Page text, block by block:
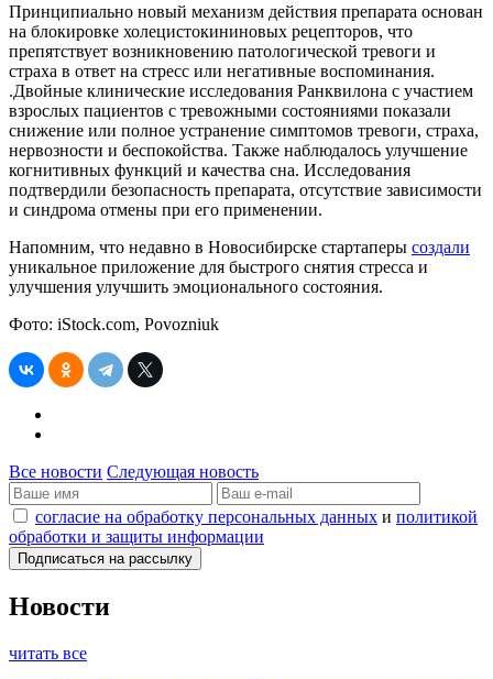
Принципиально новый механизм действия препарата основан
на блокировке холецистокининовых рецепторов, что
препятствует возникновению патологической тревоги и
страха в ответ на стресс или негативные воспоминания.
.Двойные клинические исследования Ранквилона с участием
взрослых пациентов с тревожными состояниями показали
снижение или полное устранение симптомов тревоги, страха,
нервозности и беспокойства. Также наблюдалось улучшение
когнитивных функций и качества сна. Исследования
подтвердили безопасность препарата, отсутствие зависимости
и синдрома отмены при его применении.
Напомним, что недавно в Новосибирске стартаперы создали
уникальное приложение для быстрого снятия стресса и
улучшения улучшить эмоционального состояния.
Фото: iStock.com, Povozniuk
Все новости Следующая новость
согласие на обработку персональных данных и политикой
обработки и защиты информации
Новости
читать все